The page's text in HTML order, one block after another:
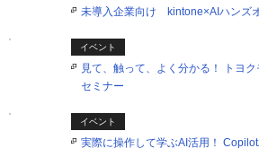
未導入企業向け kintone×AIハンズ
イベント
見て、触って、よく分かる！ トヨ
セミナー
イベント
実際に操作して学ぶAI活用！